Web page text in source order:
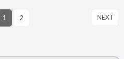
1 2 NEXT